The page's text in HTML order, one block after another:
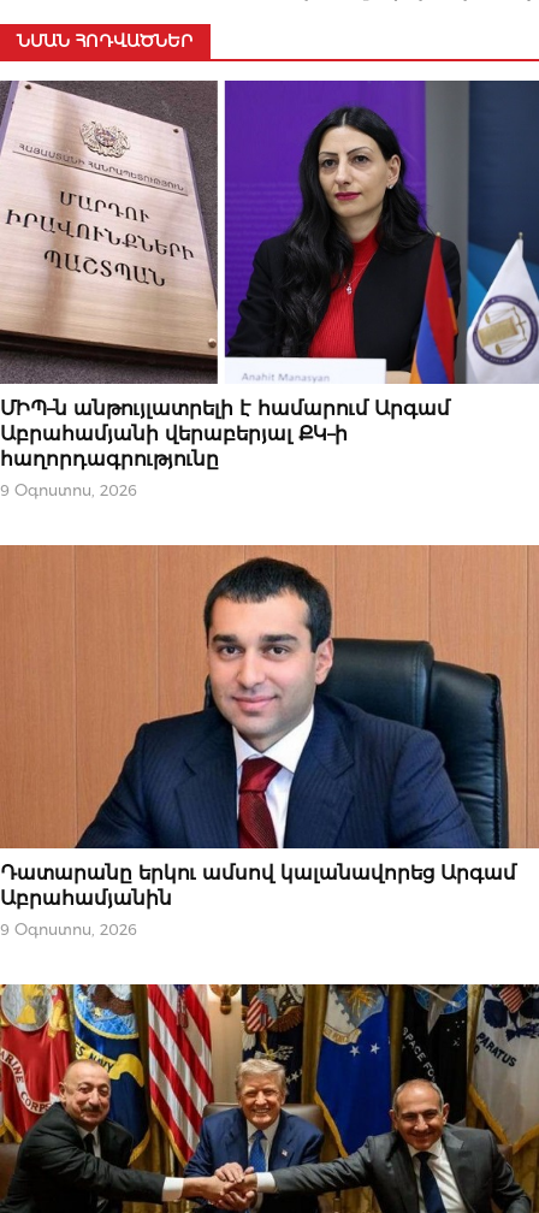
ՆՄԱՆ ՀՈԴՎԱԾՆԵՐ
ՆՈՐՈՒԹՅՈՒՆՆԵՐ
ՄԻՊ–ն անթույլատրելի է համարում Արգամ
Աբրահամյանի վերաբերյալ ՔԿ–ի
հաղորդագրությունը
9 Օգոստոս, 2026
ՆՈՐՈՒԹՅՈՒՆՆԵՐ
Դատարանը երկու ամսով կալանավորեց Արգամ
Աբրահամյանին
9 Օգոստոս, 2026